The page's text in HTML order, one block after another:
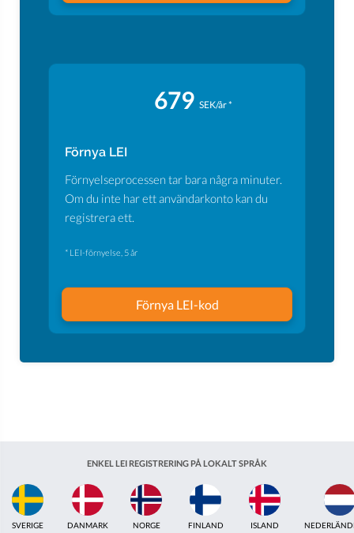
679 SEK/år *
Förnya LEI
Förnyelseprocessen tar bara några minuter.
Om du inte har ett användarkonto kan du
registrera ett.
* LEI-förnyelse, 5 år
Förnya LEI-kod
ENKEL LEI REGISTRERING PÅ LOKALT SPRÅK
ISLAND NEDERLÄNDERNA STORBRITANNIEN ESTLAND